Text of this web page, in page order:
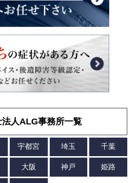
法人ALG事務所一覧